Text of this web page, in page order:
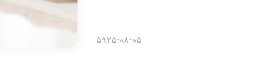
5925-08-05